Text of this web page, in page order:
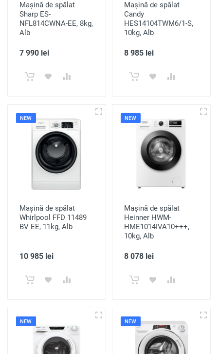
Mașină de spălat
Sharp ES-
NFL814CWNA-EE, 8kg,
Alb
7 990 lei
Mașină de spălat
Candy
HES14104TWM6/1-S,
10kg, Alb
8 985 lei
NEW
Mașină de spălat
Whirlpool FFD 11489
BV EE, 11kg, Alb
10 985 lei
NEW
Mașină de spălat
Heinner HWM-
HME1014IVA10+++,
10kg, Alb
8 078 lei
NEW NEW